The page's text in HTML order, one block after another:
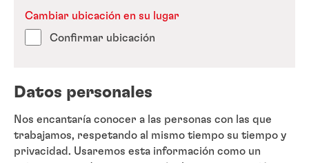
Confirmar ubicación
Cambiar ubicación en su lugar
Datos personales
Nos encantaría conocer a las personas con las que
trabajamos, respetando al mismo tiempo su tiempo y
privacidad. Usaremos esta información como un